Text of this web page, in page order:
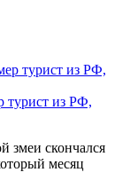
турист из РФ,
змеи скончался
месяц